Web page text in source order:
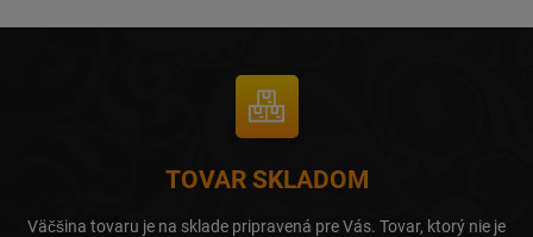
TOVAR SKLADOM
Väčšina tovaru je na sklade pripravená pre Vás. Tovar, ktorý nie je